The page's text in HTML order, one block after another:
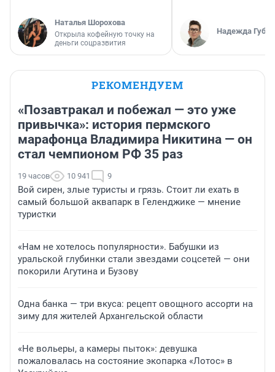
Наталья Шорохова
Открыла кофейную точку на
деньги соцразвития
Надежда
РЕКОМЕНДУЕМ
«Позавтракал и побежал — это уже
привычка»: история пермского
марафонца Владимира Никитина — он
стал чемпионом РФ 35 раз
19 часов 10 941 9
Вой сирен, злые туристы и грязь. Стоит ли ехать в
самый большой аквапарк в Геленджике — мнение
туристки
«Нам не хотелось популярности». Бабушки из
уральской глубинки стали звездами соцсетей — они
покорили Агутина и Бузову
Одна банка — три вкуса: рецепт овощного ассорти на
зиму для жителей Архангельской области
«Не вольеры, а камеры пыток»: девушка
пожаловалась на состояние экопарка «Лотос» в